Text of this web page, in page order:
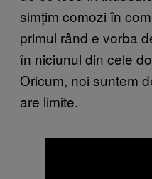
simțim comozi în
primul rând e vorba
în niciunul din cele
Oricum, noi suntem
are limite.